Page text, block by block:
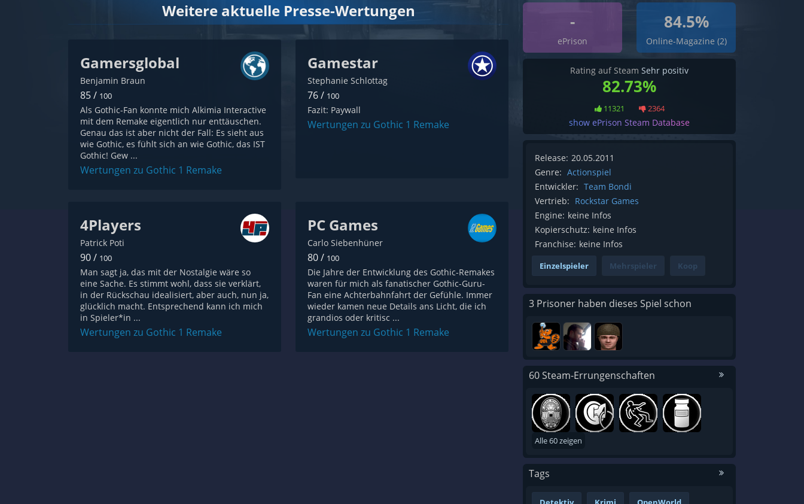
Weitere aktuelle Presse-Wertungen
Gamersglobal
Benjamin Braun
85 / 100
Als Gothic-Fan konnte mich Alkimia Interactive
mit dem Remake eigentlich nur enttäuschen.
Genau das ist aber nicht der Fall: Es sieht aus
wie Gothic, es fühlt sich an wie Gothic, das IST
Gothic! Gew ...
Wertungen zu Gothic 1 Remake
Gamestar
Stephanie Schlottag
76 / 100
Fazit: Paywall
Wertungen zu Gothic 1 Remake
4Players
Patrick Poti
90 / 100
Man sagt ja, das mit der Nostalgie wäre so
eine Sache. Es stimmt wohl, dass sie verklärt,
in der Rückschau idealisiert, aber auch, nun ja,
glücklich macht. Entsprechend kann ich mich
in Spieler*in ...
Wertungen zu Gothic 1 Remake
PC Games
Carlo Siebenhüner
80 / 100
Die Jahre der Entwicklung des Gothic-Remakes
waren für mich als fanatischer Gothic-Guru-
Fan eine Achterbahnfahrt der Gefühle. Immer
wieder kamen neue Details ans Licht, die ich
grandios oder kritisc ...
Wertungen zu Gothic 1 Remake
-
ePrison
84.5%
Online-Magazine (2)
Rating auf Steam Sehr positiv
82.73%
11321 2364
show ePrison Steam Database
Release: 20.05.2011
Genre: Actionspiel
Entwickler: Team Bondi
Vertrieb: Rockstar Games
Engine: keine Infos
Kopierschutz: keine Infos
Franchise: keine Infos
Einzelspieler Mehrspieler Koop
3 Prisoner haben dieses Spiel schon
60 Steam-Errungenschaften
Alle 60 zeigen
Tags